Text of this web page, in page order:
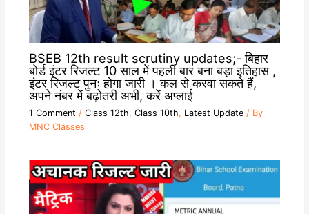
BSEB 12th result scrutiny updates;- बिहार
बोर्ड इंटर रिजल्ट 10 साल में पहली बार बना बड़ा इतिहास ,
इंटर रिजल्ट पुनः होगा जारी । कल से करवा सकते हैं,
अपने नंबर में बढ़ोतरी अभी, करें अप्लाई
1 Comment / Class 12th, Class 10th, Latest Update/ By
MNC Classes